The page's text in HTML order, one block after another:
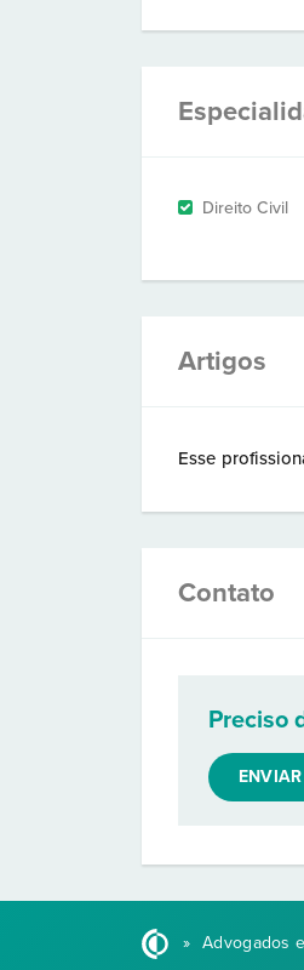
Direito Civil
Artigos
Esse
Contato
Preciso
» Advogados